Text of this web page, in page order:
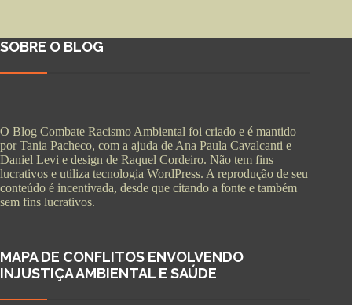
SOBRE O BLOG
O Blog Combate Racismo Ambiental foi criado e é mantido
por Tania Pacheco, com a ajuda de Ana Paula Cavalcanti e
Daniel Levi e design de Raquel Cordeiro. Não tem fins
lucrativos e utiliza tecnologia WordPress. A reprodução de seu
conteúdo é incentivada, desde que citando a fonte e também
sem fins lucrativos.
MAPA DE CONFLITOS ENVOLVENDO
INJUSTIÇA AMBIENTAL E SAÚDE